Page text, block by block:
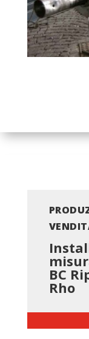
BC
Rho